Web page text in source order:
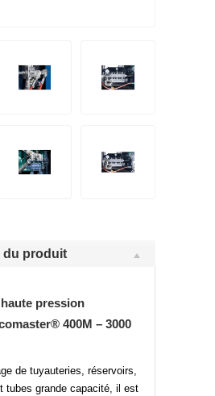
du produit
pression
400M – 3000
de tuyauteries, réservoirs,
tubes grande capacité, il est